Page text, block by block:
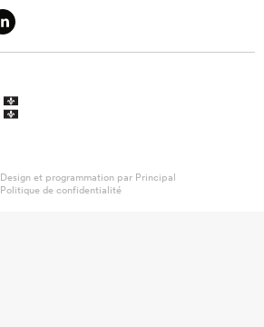
Design et programmation par Principal
Politique de confidentialité